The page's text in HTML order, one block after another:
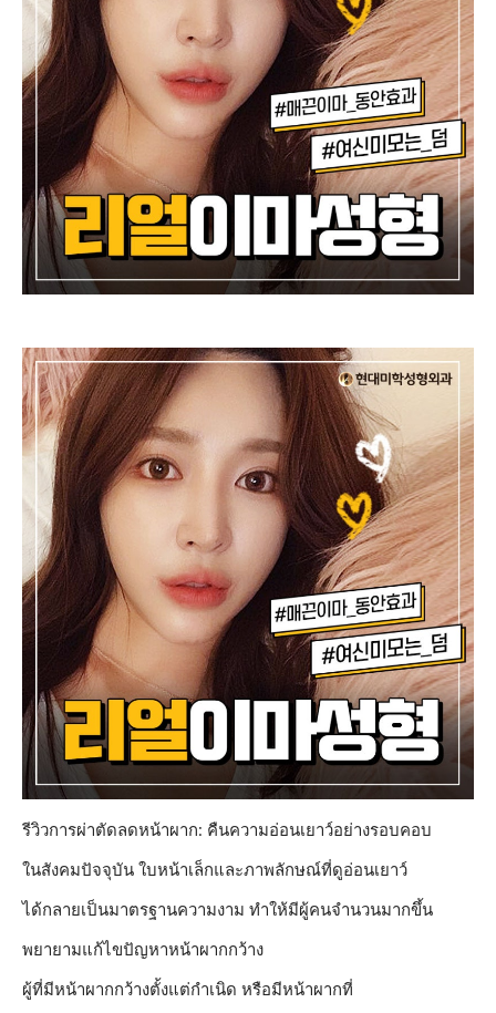
รีวิวการผ่าตัดลดหน้าผาก: คืนความอ่อนเยาว์อย่างรอบคอบ
ในสังคมปัจจุบัน ใบหน้าเล็กและภาพลักษณ์ที่ดูอ่อนเยาว์
ได้กลายเป็นมาตรฐานความงาม ทำให้มีผู้คนจำนวนมากขึ้น
พยายามแก้ไขปัญหาหน้าผากกว้าง
ผู้ที่มีหน้าผากกว้างตั้งแต่กำเนิด หรือมีหน้าผากที่